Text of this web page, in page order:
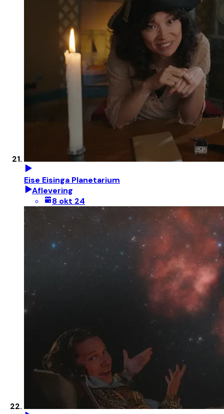
Eise Eisinga Planetarium
Aflevering
8 okt 24